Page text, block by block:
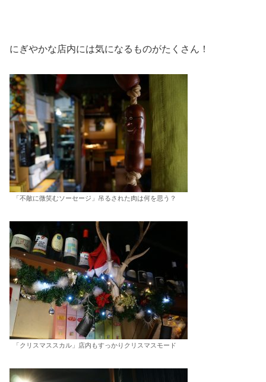
にぎやかな店内には気になるものがたくさん！
「不敵に微笑むソーセージ」吊るされた肉は何を思う？
「クリスマススカル」店内もすっかりクリスマスモード